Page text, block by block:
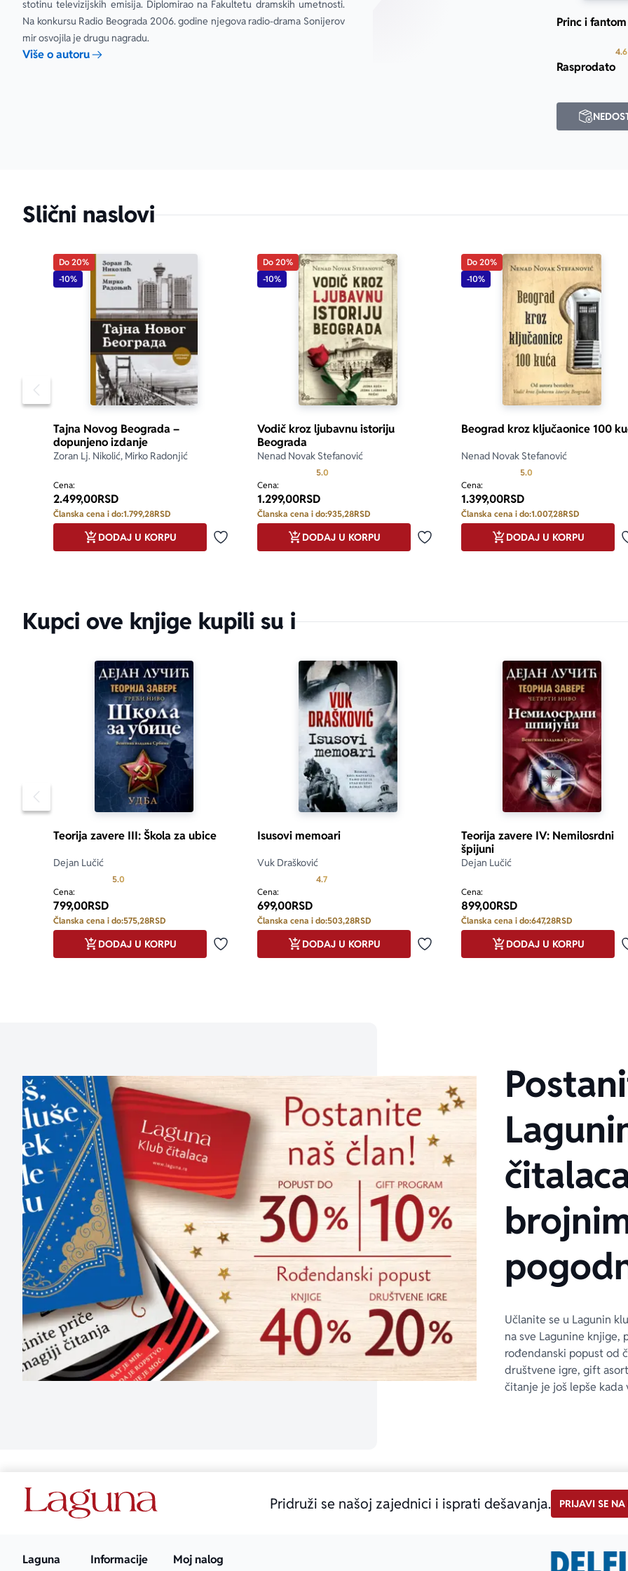
godine. Pet meseci kasnije – bio je mrtav. S njim je umrla i titula šefa
stotinu televizijskih emisija. Diplomirao na Fakultetu dramskih umetnosti.
Na konkursu Radio Beograda 2006. godine njegova radio-drama Sonijerov
mir osvojila je drugu nagradu.
Više o autoru
Princ i fantom
4.6
Rasprodato
Slični naslovi
Pomeranje sadržaja slajdera u levo
Do 20%
-10%
Tajna Novog Beograda –
dopunjeno izdanje
Zoran Lj. Nikolić, Mirko Radonjić
Cena:
2.499,00RSD
Članska cena i do:1.799,28RSD
Dodaj u omiljene
DODAJ U KORPU
Do 20%
-10%
Vodič kroz ljubavnu istoriju
Beograda
Nenad Novak Stefanović
5.0
Cena:
1.299,00RSD
Članska cena i do:935,28RSD
Dodaj u omiljene
DODAJ U KORPU
Do 20%
-10%
Beograd kroz ključaonice 100
Nenad Novak Stefanović
5.0
Cena:
1.399,00RSD
Članska cena i do:1.007,28RSD
DODAJ U KORPU
Kupci ove knjige kupili su i
Pomeranje sadržaja slajdera u levo
Teorija zavere III: Škola za ubice
Dejan Lučić
5.0
Cena:
799,00RSD
Članska cena i do:575,28RSD
Dodaj u omiljene
DODAJ U KORPU
Isusovi memoari
Vuk Drašković
4.7Prosecna ocena je 4.7 od 5
Cena:
699,00RSD
Članska cena i do:503,28RSD
Dodaj u omiljene
DODAJ U KORPU
Teorija zavere IV: Nemilosrdni
špijuni
Dejan Lučić
Cena:
899,00RSD
Članska cena i do:647,28RSD
DODAJ U KORPU
Učlanite se u Lagunin
na sve Lagunine knjige,
rođendanski popust od
društvene igre, gift
čitanje je još lepše kada
Pridruži se našoj zajednici i isprati dešavanja. PRIJAVI SE NA
Laguna
Informacije
Moj nalog